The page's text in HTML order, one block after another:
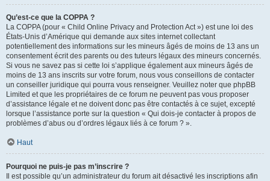
Qu’est-ce que la COPPA ?
La COPPA (pour « Child Online Privacy and Protection Act ») est une loi des
États-Unis d’Amérique qui demande aux sites internet collectant
potentiellement des informations sur les mineurs âgés de moins de 13 ans un
consentement écrit des parents ou des tuteurs légaux des mineurs concernés.
Si vous ne savez pas si cette loi s’applique également aux mineurs âgés de
moins de 13 ans inscrits sur votre forum, nous vous conseillons de contacter
un conseiller juridique qui pourra vous renseigner. Veuillez noter que phpBB
Limited et que les propriétaires de ce forum ne peuvent pas vous proposer
d’assistance légale et ne doivent donc pas être contactés à ce sujet, excepté
lorsque l’assistance porte sur la question « Qui dois-je contacter à propos de
problèmes d’abus ou d’ordres légaux liés à ce forum ? ».
Haut
Pourquoi ne puis-je pas m’inscrire ?
Il est possible qu’un administrateur du forum ait désactivé les inscriptions afin